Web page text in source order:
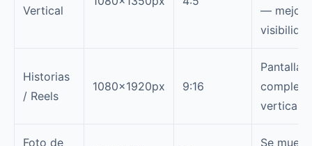
Vertical
— mejor
Historias
/ Reels
1080×1920px 9:16
Pantalla
completa
vertical
Foto de
Se